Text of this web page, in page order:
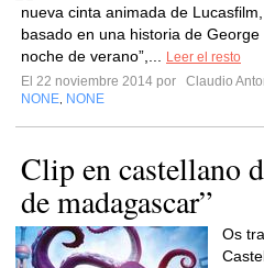
nueva cinta animada de
basado en una historia de
noche de verano”,...
Leer el resto
El 22 noviembre 2014 por
Claudio
NONE NONE
Clip en castellano
de madagascar”
Os